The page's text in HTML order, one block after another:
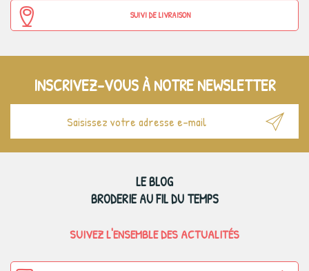
SUIVI DE LIVRAISON
INSCRIVEZ-VOUS À NOTRE NEWSLETTER
LE BLOG
BRODERIE AU FIL DU TEMPS
SUIVEZ L'ENSEMBLE DES ACTUALITÉS